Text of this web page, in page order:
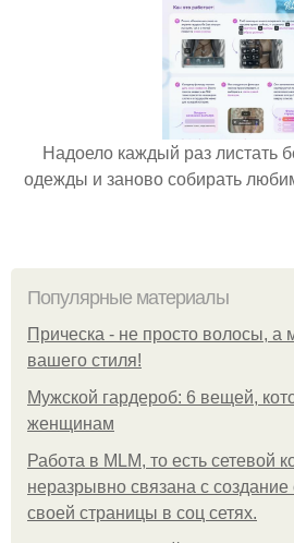
Надоело каждый раз листать
одежды и заново собирать
Популярные материалы
Прическа - не просто волосы,
вашего стиля!
Мужской гардероб: 6 вещей,
женщинам
Работа в MLM, то есть сетевой
неразрывно связана с создание
своей страницы в соц сетях.